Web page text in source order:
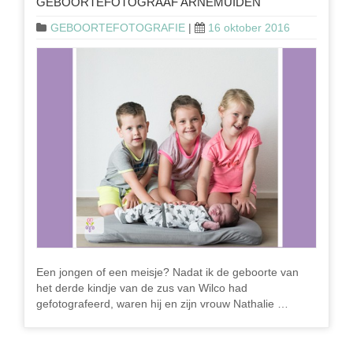
GEBOORTEFOTOGRAFIE | 16 oktober 2016
Een jongen of een meisje? Nadat ik de geboorte van
het derde kindje van de zus van Wilco had
gefotografeerd, waren hij en zijn vrouw Nathalie …